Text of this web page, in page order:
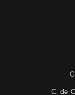
C. de